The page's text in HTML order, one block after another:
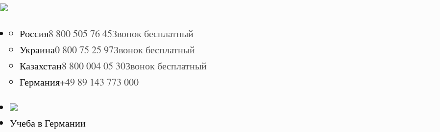
Россия8 800 505 76 45Звонок бесплатный
Украина0 800 75 25 97Звонок бесплатный
Казахстан8 800 004 05 30Звонок бесплатный
Германия+49 89 143 773 000
Учеба в Германии